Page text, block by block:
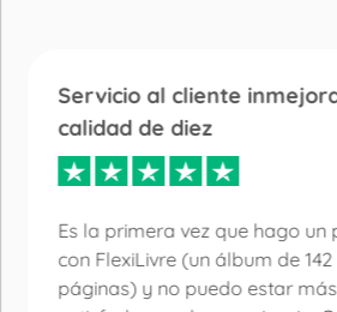
Servicio al cliente
calidad de diez
Es la primera vez que hago un
con FlexiLivre (un álbum de 142
páginas) y no puedo estar más